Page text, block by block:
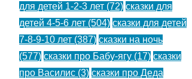
для детей 1-2-3 лет (72) сказки для
детей 4-5-6 лет (504) сказки для детей
7-8-9-10 лет (387) сказки на ночь
(577) сказки про Бабу-ягу (17) сказки
про Василис (3) сказки про Деда